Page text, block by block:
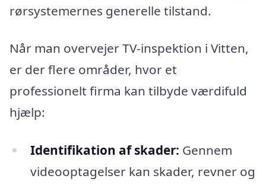
rørsystemernes generelle tilstand.
Når man overvejer TV-inspektion i Vitten,
er der flere områder, hvor et
professionelt firma kan tilbyde værdifuld
hjælp:
Identifikation af skader: Gennem
videooptagelser kan skader, revner og